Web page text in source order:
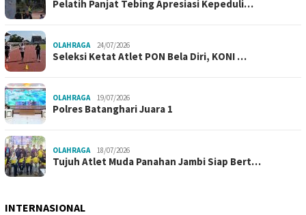
Pelatih Panjat Tebing Apresiasi Kepeduli…
OLAHRAGA 24/07/2026
Seleksi Ketat Atlet PON Bela Diri, KONI …
OLAHRAGA 19/07/2026
Polres Batanghari Juara 1
OLAHRAGA 18/07/2026
Tujuh Atlet Muda Panahan Jambi Siap Bert…
INTERNASIONAL